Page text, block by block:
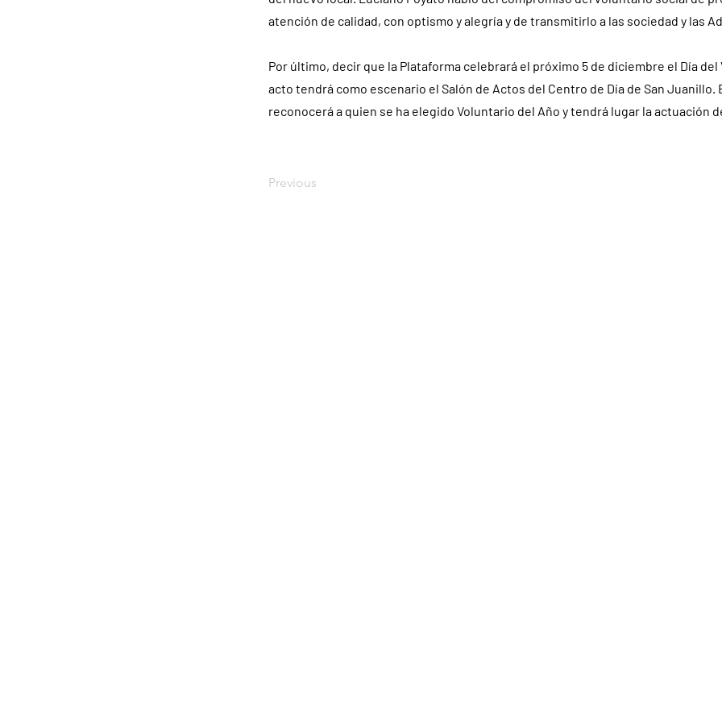
atención de calidad, con optismo y alegría y de transmitirlo a las sociedad y las
Por último, decir que la Plataforma celebrará el próximo 5 de diciembre el Día del
acto tendrá como escenario el Salón de Actos del Centro de Día de San Juanillo.
reconocerá a quien se ha elegido Voluntario del Año y tendrá lugar la actuación
Previous